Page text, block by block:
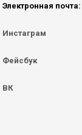
Электронная почта:
Инстаграм
Фейсбук
ВК